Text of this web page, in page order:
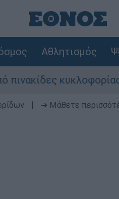
Αθλητισμός
κυκλοφορίας:
➔ Μάθετε